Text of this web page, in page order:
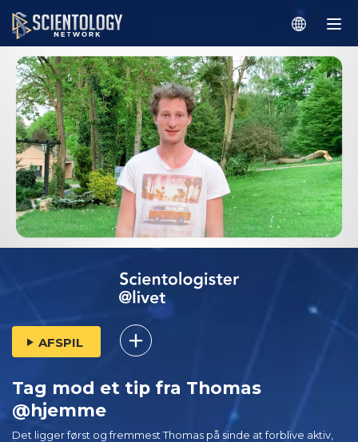
AFSPIL
Tag mod et tip fra Thomas
@hjemme
Det ligger først og fremmest Thomas på sinde at forblive aktiv,